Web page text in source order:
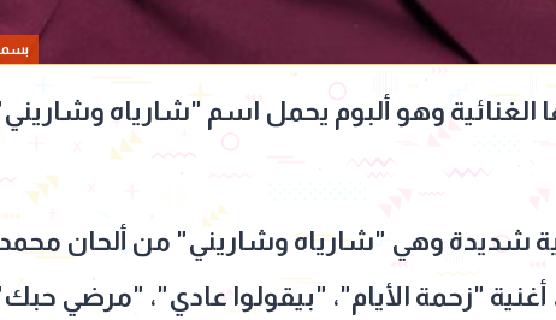
الغنائية وهو ألبوم يحمل اسم "شارياه
شديدة وهي "شارياه وشاريني" من ألحان محمد
"زحمة الأيام"، "بيقولوا عادي"، "مرضي